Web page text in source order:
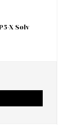
X Sølv